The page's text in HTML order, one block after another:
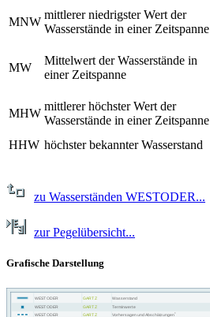
MNW
mittlerer niedrigster Wert der
Wasserstände in einer Zeitspanne
MW
Mittelwert der Wasserstände in
einer Zeitspanne
MHW
mittlerer höchster Wert der
Wasserstände in einer Zeitspanne
HHW höchster bekannter Wasserstand
zu Wasserständen WESTODER...
zur Pegelübersicht...
Grafische Darstellung